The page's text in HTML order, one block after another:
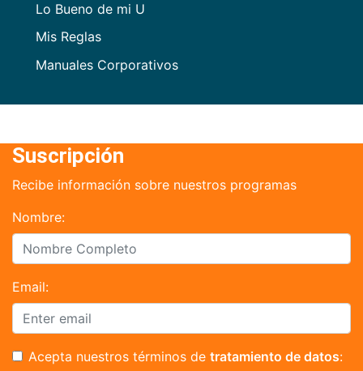
Lo Bueno de mi U
Mis Reglas
Manuales Corporativos
Suscripción
Recibe información sobre nuestros programas
Nombre:
Email:
Acepta nuestros términos de tratamiento de datos: